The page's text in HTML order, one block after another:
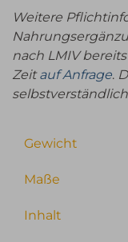
Weitere
nach LMIV
Zeitauf Anfrage.
Gewicht
Maße
Inhalt